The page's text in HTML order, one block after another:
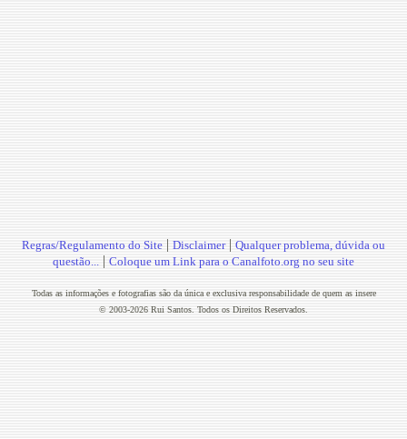
Regras/Regulamento do Site | Disclaimer| Qualquer problema, dúvida ou
questão... | Coloque um Link para o Canalfoto.org no seu site
Todas as informações e fotografias são da única e exclusiva responsabilidade de quem as insere
© 2003-2026 Rui Santos. Todos os Direitos Reservados.